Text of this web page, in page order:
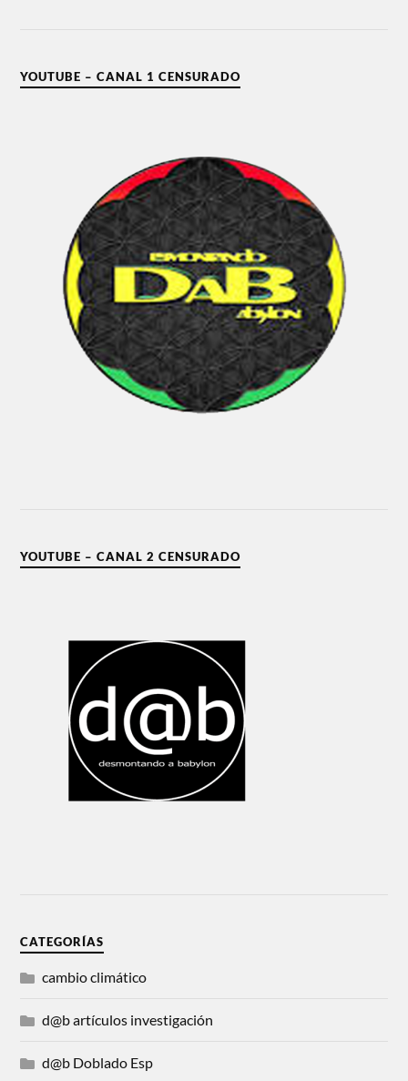
YOUTUBE – CANAL 1 CENSURADO
YOUTUBE – CANAL 2 CENSURADO
CATEGORÍAS
cambio climático
d@b artículos investigación
d@b Doblado Esp